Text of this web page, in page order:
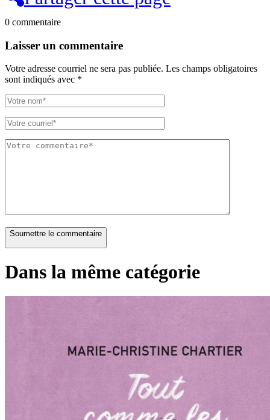
0 commentaire
Laisser un commentaire
Votre adresse courriel ne sera pas publiée. Les champs obligatoires
sont indiqués avec *
Soumettre le commentaire
Dans la même catégorie